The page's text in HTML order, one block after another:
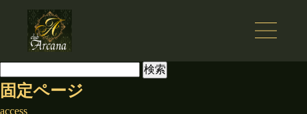
索:
固定ページ
access